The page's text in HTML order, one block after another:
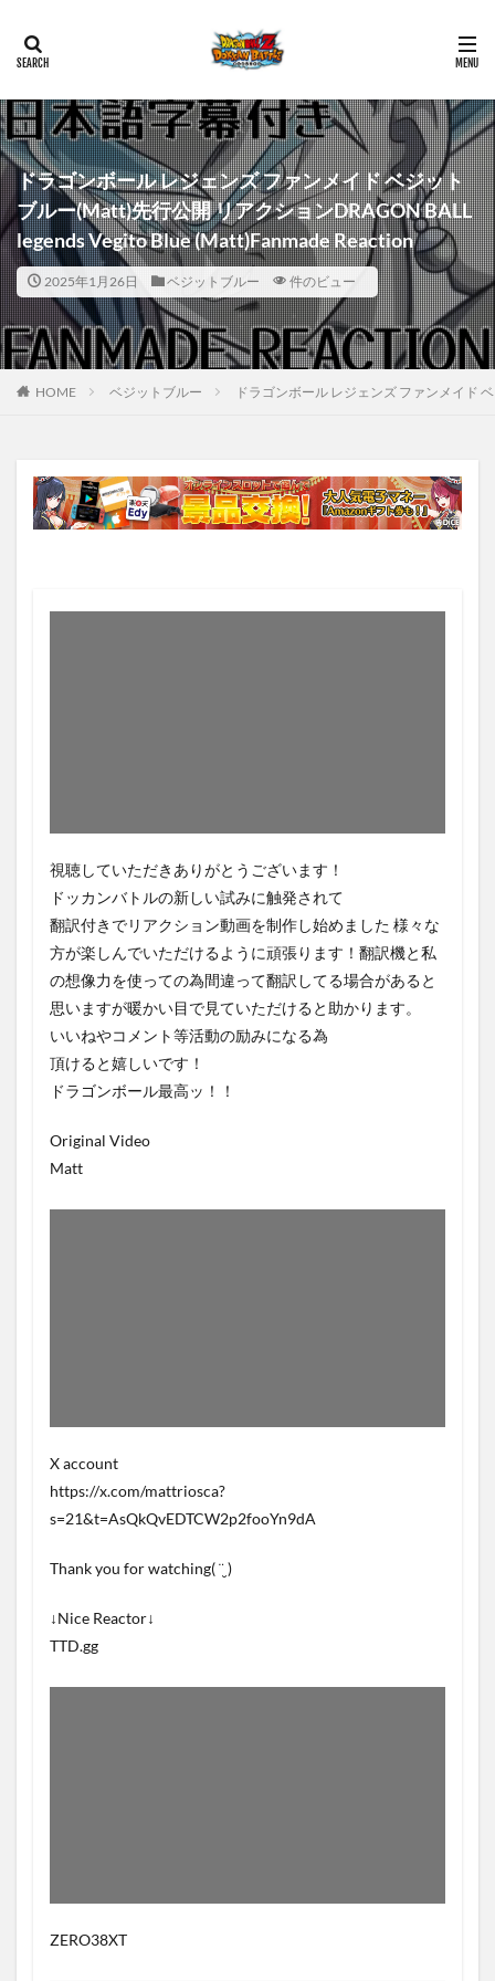
ドラゴンボール レジェンズ ファンメイド ベジット
ブルー(Matt)先行公開 リアクションDRAGON BALL
legends Vegito Blue (Matt)Fanmade Reaction
2025年1月26日 ベジットブルー 件のビュー
HOME ベジットブルー ドラゴンボール レジェンズ ファンメイド
視聴していただきありがとうございます！
ドッカンバトルの新しい試みに触発されて
翻訳付きでリアクション動画を制作し始めました 様々な
方が楽しんでいただけるように頑張ります！翻訳機と私
の想像力を使っての為間違って翻訳してる場合があると
思いますが暖かい目で見ていただけると助かります。
いいねやコメント等活動の励みになる為
頂けると嬉しいです！
ドラゴンボール最高ッ！！
Original Video
Matt
X account
https://x.com/mattriosca?
s=21&t=AsQkQvEDTCW2p2fooYn9dA
Thank you for watching( ¨̮ )
↓Nice Reactor↓
TTD.gg
ZERO38XT